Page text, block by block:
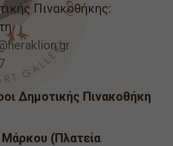
Πινακοθήκης:
Δημοτικής Πινακοθήκη
Μάρκου (Πλατεία